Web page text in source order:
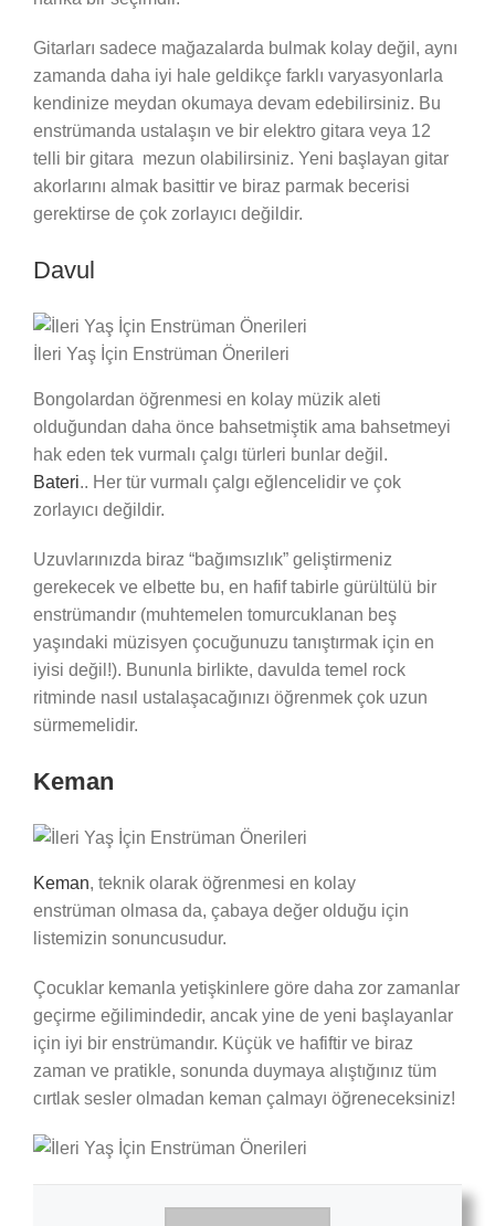
Gitarları sadece mağazalarda bulmak kolay değil, aynı
zamanda daha iyi hale geldikçe farklı varyasyonlarla
kendinize meydan okumaya devam edebilirsiniz. Bu
enstrümanda ustalaşın ve bir elektro gitara veya 12
telli bir gitara mezun olabilirsiniz. Yeni başlayan gitar
akorlarını almak basittir ve biraz parmak becerisi
gerektirse de çok zorlayıcı değildir.
Davul
İleri Yaş İçin Enstrüman Önerileri
Bongolardan öğrenmesi en kolay müzik aleti
olduğundan daha önce bahsetmiştik ama bahsetmeyi
hak eden tek vurmalı çalgı türleri bunlar değil.
Bateri.. Her tür vurmalı çalgı eğlencelidir ve çok
zorlayıcı değildir.
Uzuvlarınızda biraz “bağımsızlık” geliştirmeniz
gerekecek ve elbette bu, en hafif tabirle gürültülü bir
enstrümandır (muhtemelen tomurcuklanan beş
yaşındaki müzisyen çocuğunuzu tanıştırmak için en
iyisi değil!). Bununla birlikte, davulda temel rock
ritminde nasıl ustalaşacağınızı öğrenmek çok uzun
sürmemelidir.
Keman
Keman, teknik olarak öğrenmesi en kolay
enstrüman olmasa da, çabaya değer olduğu için
listemizin sonuncusudur.
Çocuklar kemanla yetişkinlere göre daha zor zamanlar
geçirme eğilimindedir, ancak yine de yeni başlayanlar
için iyi bir enstrümandır. Küçük ve hafiftir ve biraz
zaman ve pratikle, sonunda duymaya alıştığınız tüm
cırtlak sesler olmadan keman çalmayı öğreneceksiniz!